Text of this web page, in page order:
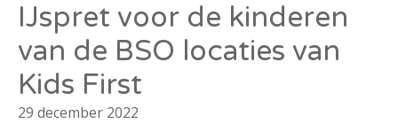
IJspret voor de kinderen
van de BSO locaties van
Kids First
29 december 2022